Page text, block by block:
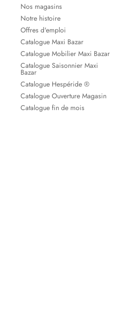
Nos magasins
Notre histoire
Offres d'emploi
Catalogue Maxi Bazar
Catalogue Mobilier Maxi Bazar
Catalogue Saisonnier Maxi
Bazar
Catalogue Hespéride ®
Catalogue Ouverture Magasin
Catalogue fin de mois